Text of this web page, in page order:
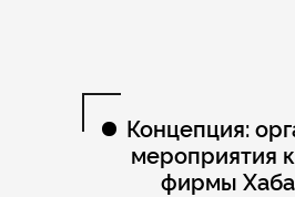
Концепция:
мероприятия
фирмы